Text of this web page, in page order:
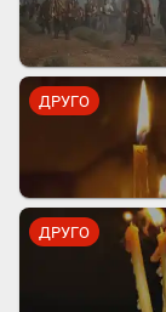
ДРУГО
ДРУГО